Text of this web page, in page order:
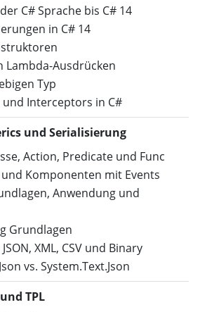
C# Sprache bis C# 14
in C# 14
Lambda-Ausdrücken
Typ
und Interceptors in C#
und Serialisierung
Action, Predicate und Func
und Komponenten mit Events
Anwendung und
Grundlagen
XML, CSV und Binary
vs. System.Text.Json
TPL